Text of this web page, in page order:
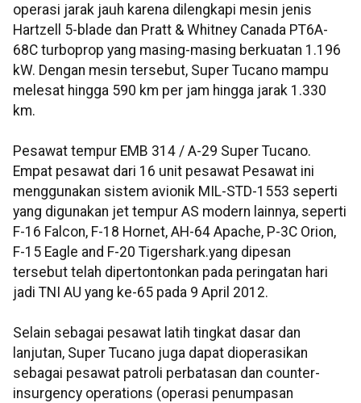
operasi jarak jauh karena dilengkapi mesin jenis
Hartzell 5-blade dan Pratt & Whitney Canada PT6A-
68C turboprop yang masing-masing berkuatan 1.196
kW. Dengan mesin tersebut, Super Tucano mampu
melesat hingga 590 km per jam hingga jarak 1.330
km.
Pesawat tempur EMB 314 / A-29 Super Tucano.
Empat pesawat dari 16 unit pesawat Pesawat ini
menggunakan sistem avionik MIL-STD-1553 seperti
yang digunakan jet tempur AS modern lainnya, seperti
F-16 Falcon, F-18 Hornet, AH-64 Apache, P-3C Orion,
F-15 Eagle and F-20 Tigershark.yang dipesan
tersebut telah dipertontonkan pada peringatan hari
jadi TNI AU yang ke-65 pada 9 April 2012.
Selain sebagai pesawat latih tingkat dasar dan
lanjutan, Super Tucano juga dapat dioperasikan
sebagai pesawat patroli perbatasan dan counter-
insurgency operations (operasi penumpasan